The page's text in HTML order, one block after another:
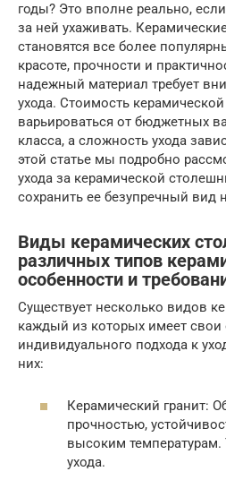
годы? Это вполне реально,
за ней ухаживать.
становятся все более
красоте, прочности и
надежный материал требует
ухода. Стоимость
варьироваться от бюджетных
класса, а сложность ухода
этой статье мы подробно
ухода за керамической
сохранить ее безупречный вид
Виды керамических
различных типов
особенности и
Существует несколько видов
каждый из которых имеет свои
индивидуального подхода к
них:
Керамический гранит:
прочностью,
высоким температурам.
ухода.